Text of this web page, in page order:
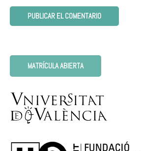
MATRÍCULA ABIERTA